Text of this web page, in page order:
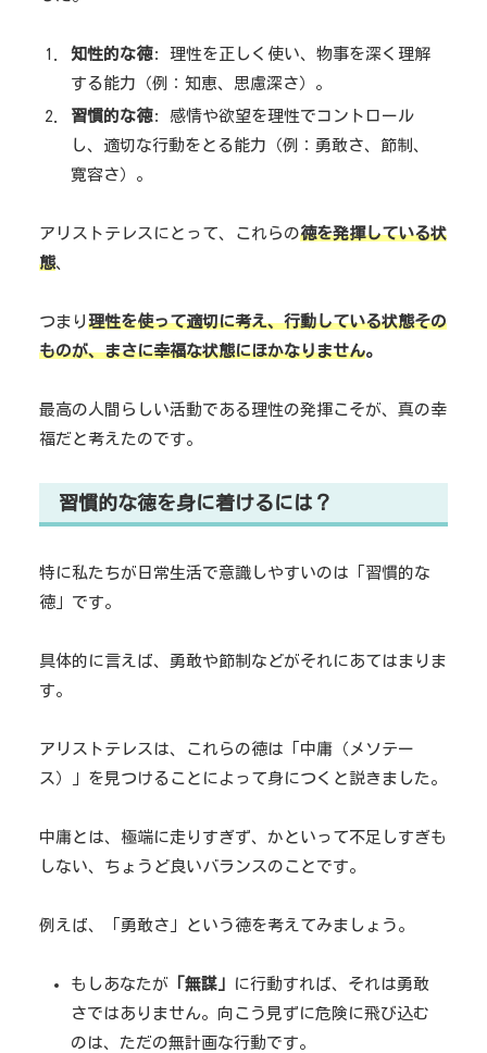
知性的な徳: 理性を正しく使い、物事を深く理解
する能力（例：知恵、思慮深さ）。
習慣的な徳: 感情や欲望を理性でコントロール
し、適切な行動をとる能力（例：勇敢さ、節制、
寛容さ）。
アリストテレスにとって、これらの徳を発揮している状
態、
つまり 理性を使って適切に考え、行動している状態その
ものが、まさに幸福な状態にほかなりません。
最高の人間らしい活動である理性の発揮こそが、真の幸
福だと考えたのです。
習慣的な徳を身に着けるには？
特に私たちが日常生活で意識しやすいのは「習慣的な
徳」です。
具体的に言えば、勇敢や節制などがそれにあてはまりま
す。
アリストテレスは、これらの徳は「中庸（メソテー
ス）」を見つけることによって身につくと説きました。
中庸とは、極端に走りすぎず、かといって不足しすぎも
しない、ちょうど良いバランスのことです。
例えば、「勇敢さ」という徳を考えてみましょう。
もしあなたが 「無謀」
に行動すれば、それは勇敢
さではありません。向こう見ずに危険に飛び込む
のは、ただの無計画な行動です。